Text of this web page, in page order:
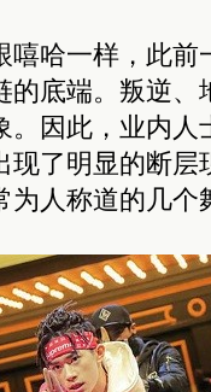
哈一样，此前
的底端。叛逆、
。因此，业内
现了明显的断层
为人称道的几个